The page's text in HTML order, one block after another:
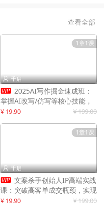
查看全部
1章1课
 千启
 2025AI写作掘金速成班：
掌握AI改写/仿写等核心技能，
实现单篇文案变现500+
¥ 19.90 ¥ 199.00
1章1课
 千启
 文案杀手创始人IP高端实战
课：突破高客单成交瓶颈，实现
IP商业价值最大化
¥ 19.90 ¥ 199.00